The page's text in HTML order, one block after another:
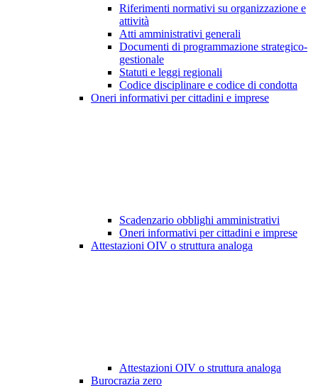
Riferimenti normativi su organizzazione e
attività
Atti amministrativi generali
Documenti di programmazione strategico-
gestionale
Statuti e leggi regionali
Codice disciplinare e codice di condotta
Oneri informativi per cittadini e imprese
Scadenzario obblighi amministrativi
Oneri informativi per cittadini e imprese
Attestazioni OIV o struttura analoga
Attestazioni OIV o struttura analoga
Burocrazia zero